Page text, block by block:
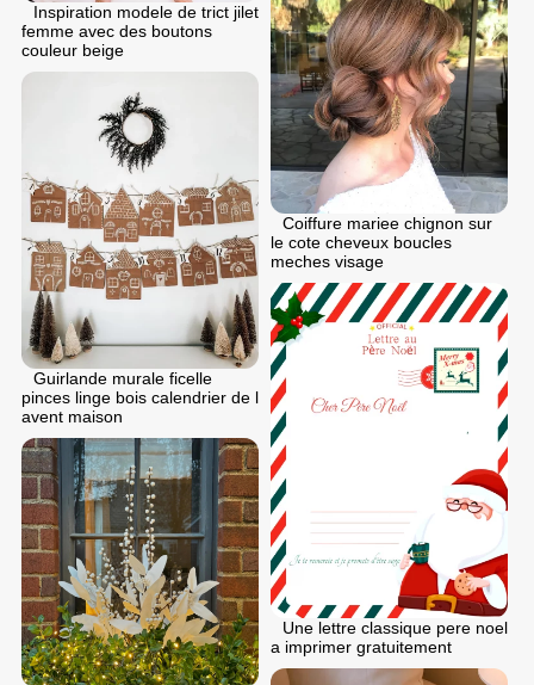
Inspiration modele de trict jilet
femme avec des boutons
couleur beige
Coiffure mariee chignon sur
le cote cheveux boucles
meches visage
Guirlande murale ficelle
pinces linge bois calendrier de l
avent maison
Une lettre classique pere noel
a imprimer gratuitement